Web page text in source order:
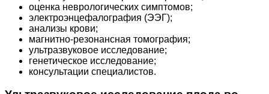
оценка неврологических симптомов;
электроэнцефалография (ЭЭГ);
анализы крови;
магнитно-резонансная томография;
ультразвуковое исследование;
генетическое исследование;
консультации специалистов.